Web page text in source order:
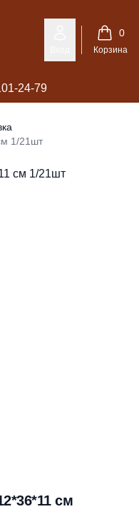
0
Корзина
24-79
1/21шт
см